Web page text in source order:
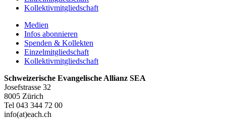
Kollektivmitgliedschaft
Medien
Infos abonnieren
Spenden & Kollekten
Einzelmitgliedschaft
Kollektivmitgliedschaft
Schweizerische Evangelische Allianz SEA
Josefstrasse 32
8005 Zürich
Tel 043 344 72 00
info(at)each.ch